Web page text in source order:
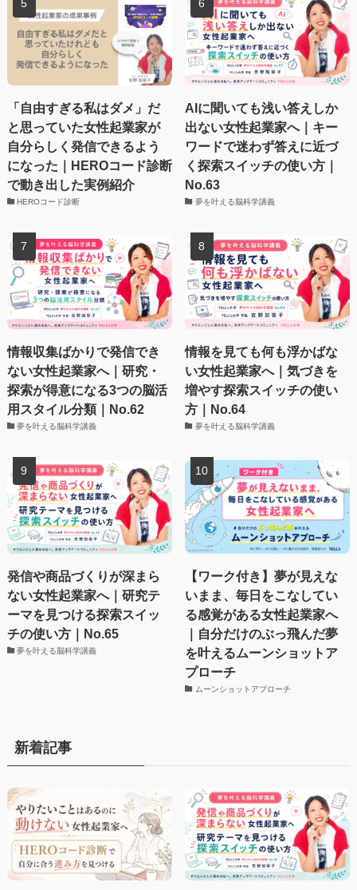
「自由すぎる私はダメ」だ
と思っていた女性起業家が
自分らしく発信できるよう
になった｜HEROコード診断
で動き出した実例紹介
HEROコード診断
AIに聞いても浅い答えしか
出ない女性起業家へ｜キー
ワードで迷わず答えに近づ
く探索スイッチの使い方｜
No.63
夢を叶える脳科学講義
情報収集ばかりで発信でき
ない女性起業家へ｜研究・
探索が得意になる3つの脳活
用スタイル分類｜No.62
夢を叶える脳科学講義
情報を見ても何も浮かばな
い女性起業家へ｜気づきを
増やす探索スイッチの使い
方｜No.64
夢を叶える脳科学講義
発信や商品づくりが深まら
ない女性起業家へ｜研究テ
ーマを見つける探索スイッ
チの使い方｜No.65
夢を叶える脳科学講義
【ワーク付き】夢が見えな
いまま、毎日をこなしてい
る感覚がある女性起業家へ
｜自分だけのぶっ飛んだ夢
を叶えるムーンショットア
プローチ
ムーンショットアプローチ
新着記事